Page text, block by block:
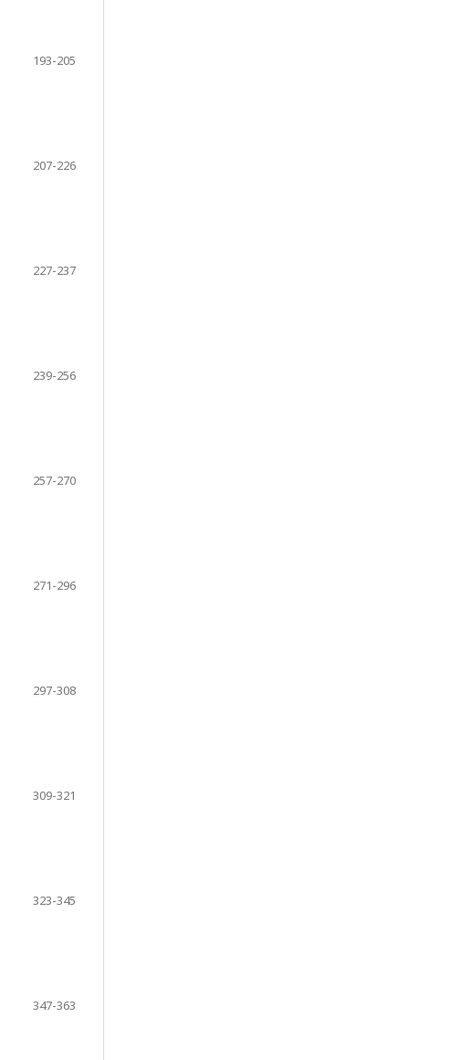
193-205
207-226
227-237
239-256
257-270
271-296
297-308
309-321
323-345
347-363